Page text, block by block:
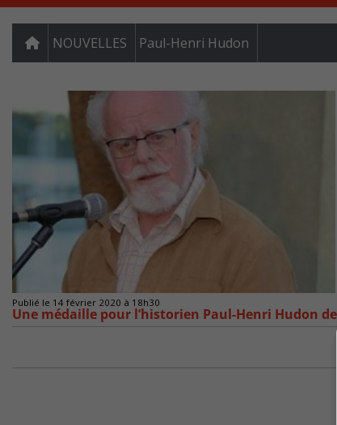
NOUVELLES Paul-Henri Hudon
Publié le 14 février 2020 à 18h30
Une médaille pour l’historien Paul-Henri Hudon